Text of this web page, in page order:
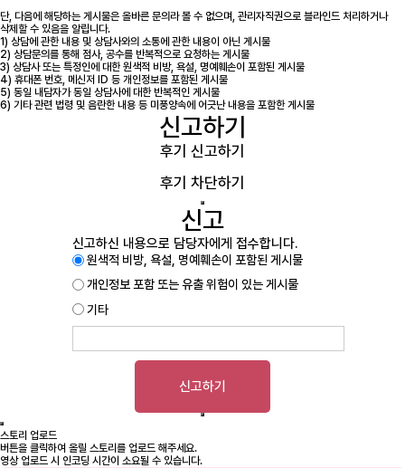
단, 다음에 해당하는 게시물은 올바른 문의라 볼 수 없으며, 관리자직권으로 블라인드 처리하거나
삭제할 수 있음을 알립니다.
1) 상담에 관한 내용 및 상담사와의 소통에 관한 내용이 아닌 게시물
2) 상담문의를 통해 점사, 공수를 반복적으로 요청하는 게시물
3) 상담사 또는 특정인에 대한 원색적 비방, 욕설, 명예훼손이 포함된 게시물
4) 휴대폰 번호, 메신저 ID 등 개인정보를 포함된 게시물
5) 동일 내담자가 동일 상담사에 대한 반복적인 게시물
6) 기타 관련 법령 및 음란한 내용 등 미풍양속에 어긋난 내용을 포함한 게시물
신고하기
후기 신고하기
후기 차단하기
신고
신고하신 내용으로 담당자에게 접수합니다.
원색적 비방, 욕설, 명예훼손이 포함된 게시물
개인정보 포함 또는 유출 위험이 있는 게시물
기타
신고하기
스토리 업로드
버튼을 클릭하여 올릴 스토리를 업로드 해주세요.
영상 업로드 시 인코딩 시간이 소요될 수 있습니다.